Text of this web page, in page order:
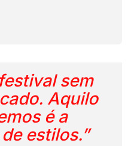
sem
Aquilo
é a
estilos.”